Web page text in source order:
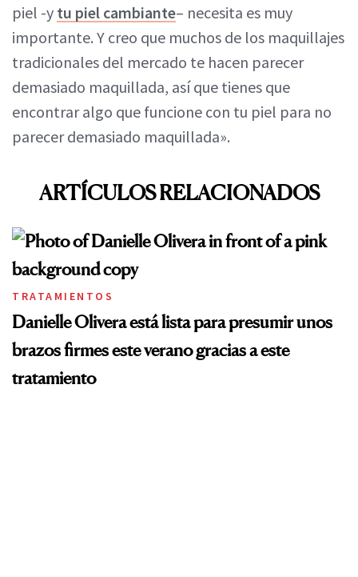
piel -y tu piel cambiante– necesita es muy
importante. Y creo que muchos de los maquillajes
tradicionales del mercado te hacen parecer
demasiado maquillada, así que tienes que
encontrar algo que funcione con tu piel para no
parecer demasiado maquillada».
ARTÍCULOS RELACIONADOS
TRATAMIENTOS
Danielle Olivera está lista para presumir unos
brazos firmes este verano gracias a este
tratamiento